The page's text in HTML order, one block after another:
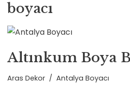
boyacı
Altınkum Boya
Aras Dekor Antalya Boyacı